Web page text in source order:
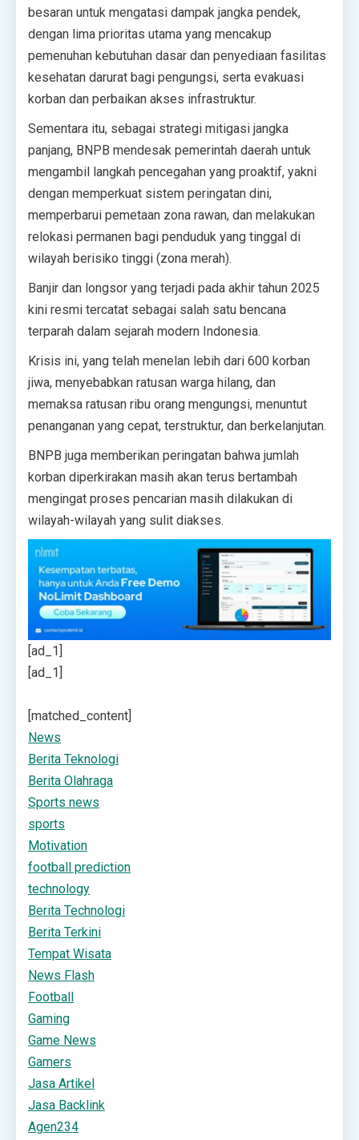
besaran untuk mengatasi dampak jangka pendek,
dengan lima prioritas utama yang mencakup
pemenuhan kebutuhan dasar dan penyediaan fasilitas
kesehatan darurat bagi pengungsi, serta evakuasi
korban dan perbaikan akses infrastruktur.
Sementara itu, sebagai strategi mitigasi jangka
panjang, BNPB mendesak pemerintah daerah untuk
mengambil langkah pencegahan yang proaktif, yakni
dengan memperkuat sistem peringatan dini,
memperbarui pemetaan zona rawan, dan melakukan
relokasi permanen bagi penduduk yang tinggal di
wilayah berisiko tinggi (zona merah).
Banjir dan longsor yang terjadi pada akhir tahun 2025
kini resmi tercatat sebagai salah satu bencana
terparah dalam sejarah modern Indonesia.
Krisis ini, yang telah menelan lebih dari 600 korban
jiwa, menyebabkan ratusan warga hilang, dan
memaksa ratusan ribu orang mengungsi, menuntut
penanganan yang cepat, terstruktur, dan berkelanjutan.
BNPB juga memberikan peringatan bahwa jumlah
korban diperkirakan masih akan terus bertambah
mengingat proses pencarian masih dilakukan di
wilayah-wilayah yang sulit diakses.
[ad_1]
[ad_1]
[matched_content]
News
Berita Teknologi
Berita Olahraga
Sports news
sports
Motivation
football prediction
technology
Berita Technologi
Berita Terkini
Tempat Wisata
News Flash
Football
Gaming
Game News
Gamers
Jasa Artikel
Jasa Backlink
Agen234